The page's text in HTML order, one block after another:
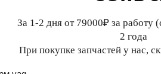
За 1-2 дня от 79000₽ за работу
2 года
При покупке запчастей у нас,